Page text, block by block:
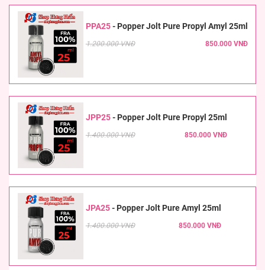
PPA25- Popper Jolt Pure Propyl Amyl 25ml
1.200.000 VNĐ 850.000 VNĐ
JPP25- Popper Jolt Pure Propyl 25ml
1.400.000 VNĐ 850.000 VNĐ
JPA25- Popper Jolt Pure Amyl 25ml
1.400.000 VNĐ 850.000 VNĐ